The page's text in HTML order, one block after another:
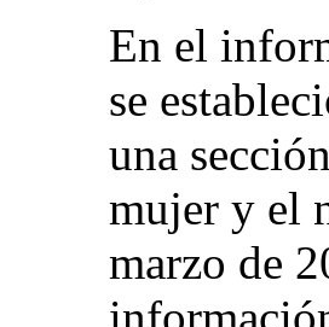
En el
se
una
mujer y el
marzo de